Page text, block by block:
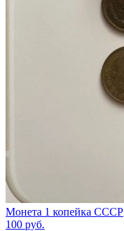
Монета 1 копейка СССР
100 руб.